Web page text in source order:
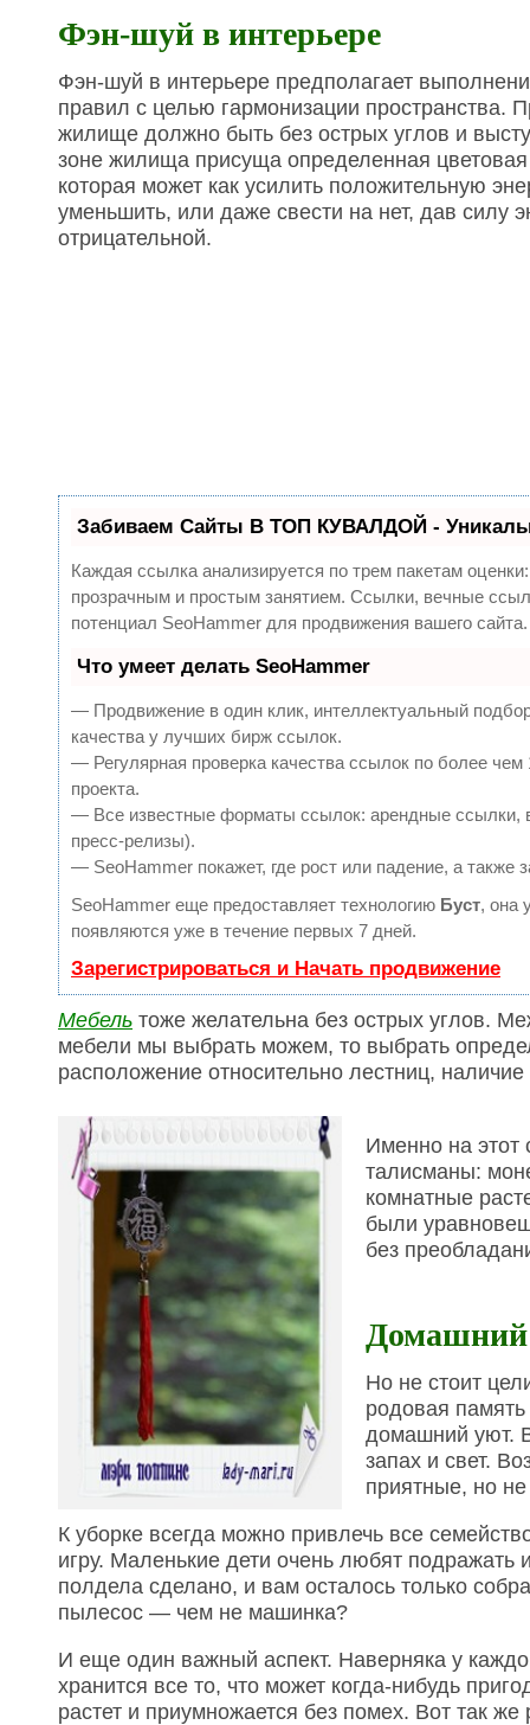
Фэн-шуй в интерьере
Фэн-шуй в интерьере предполагает
правил с целью гармонизации пространства.
жилище должно быть без острых углов и
зоне жилища присуща определенная
которая может как усилить положительную
уменьшить, или даже свести на нет, дав силу
отрицательной.
Забиваем Сайты В ТОП КУВАЛДОЙ -
Каждая ссылка анализируется по трем пакетам
прозрачным и простым занятием. Ссылки, вечные
потенциал SeoHammer для продвижения вашего сайта.
Что умеет делать SeoHammer
— Продвижение в один клик, интеллектуальный
качества у лучших бирж ссылок.
— Регулярная проверка качества ссылок по более
проекта.
— Все известные форматы ссылок: арендные ссылки,
пресс-релизы).
— SeoHammer покажет, где рост или падение, а также
SeoHammer еще предоставляет технологию Буст, она
появляются уже в течение первых 7 дней.
Зарегистрироваться и Начать продвижение
Мебель тоже желательна без острых углов.
мебели мы выбрать можем, то выбрать
расположение относительно лестниц,
Именно на этот
талисманы:
комнатные
были
без
Но не стоит
родовая
домашний уют.
запах и свет.
приятные, но
К уборке всегда можно привлечь все
игру. Маленькие дети очень любят
полдела сделано, и вам осталось только
пылесос — чем не машинка?
И еще один важный аспект. Наверняка у
хранится все то, что может когда-нибудь
растет и приумножается без помех. Вот так